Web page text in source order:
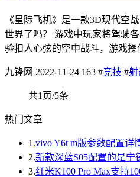
《星际飞机》是一款3D现代空
世界了吗？ 游戏中玩家将驾驶
验扣人心弦的空中战斗，游戏操
九锋网 2022-11-24 163 #竞技 #射
共1页/5条
热门文章
1.vivo Y6t m版参数配置详
2.新款深蓝S05配置的是宁
3.红米K100 Pro Max支持